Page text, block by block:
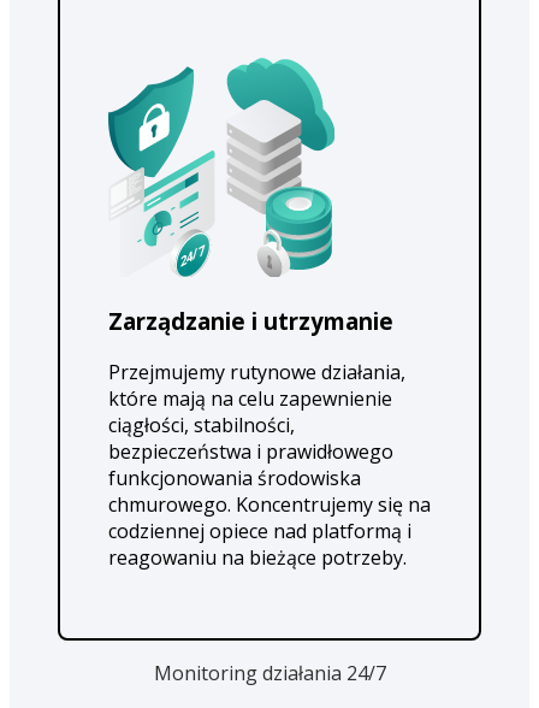
Zarządzanie i utrzymanie
Przejmujemy rutynowe działania,
które mają na celu zapewnienie
ciągłości, stabilności,
bezpieczeństwa i prawidłowego
funkcjonowania środowiska
chmurowego. Koncentrujemy się na
codziennej opiece nad platformą i
reagowaniu na bieżące potrzeby.
Monitoring działania 24/7